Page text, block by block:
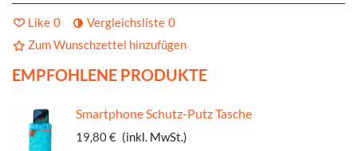
Like 0 Vergleichsliste 0
Zum Wunschzettel hinzufügen
EMPFOHLENE PRODUKTE
Smartphone Schutz-Putz Tasche
19,80 € (inkl. MwSt.)